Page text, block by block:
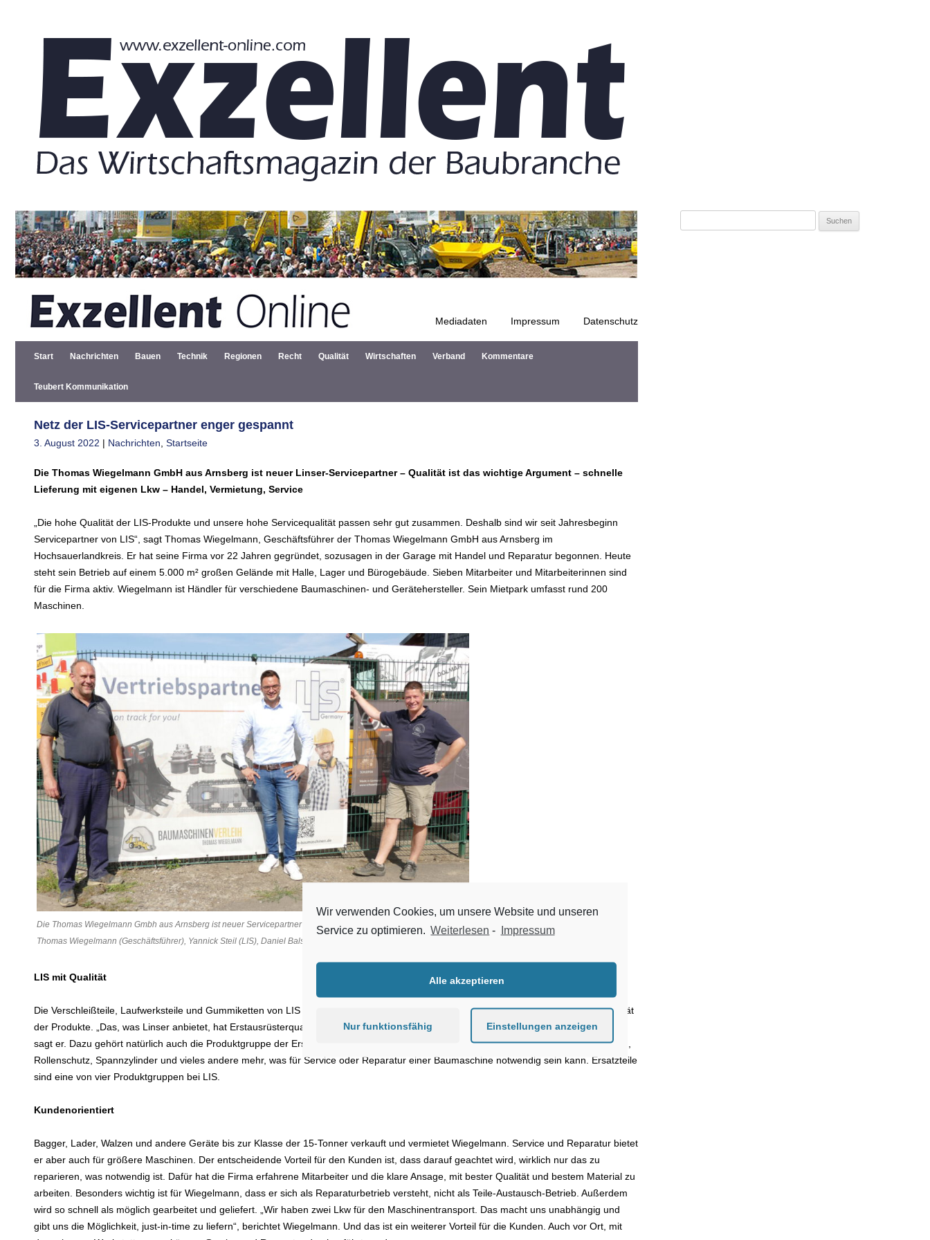
Mediadaten Impressum Datenschutz
Zum Inhalt springen
Start Nachrichten Bauen Technik Regionen Recht Qualität Wirtschaften Verband Kommentare
Teubert Kommunikation
Netz der LIS-Servicepartner enger gespannt
3. August 2022 | Nachrichten Startseite
Die Thomas Wiegelmann GmbH aus Arnsberg ist neuer Linser-Servicepartner – Qualität ist das wichtige Argument – schnelle
Lieferung mit eigenen Lkw – Handel, Vermietung, Service
„Die hohe Qualität der LIS-Produkte und unsere hohe Servicequalität passen sehr gut zusammen. Deshalb sind wir seit Jahresbeginn
Servicepartner von LIS“, sagt Thomas Wiegelmann, Geschäftsführer der Thomas Wiegelmann GmbH aus Arnsberg im
Hochsauerlandkreis. Er hat seine Firma vor 22 Jahren gegründet, sozusagen in der Garage mit Handel und Reparatur begonnen. Heute
steht sein Betrieb auf einem 5.000 m² großen Gelände mit Halle, Lager und Bürogebäude. Sieben Mitarbeiter und Mitarbeiterinnen sind
für die Firma aktiv. Wiegelmann ist Händler für verschiedene Baumaschinen- und Gerätehersteller. Sein Mietpark umfasst rund 200
Maschinen.
Die Thomas Wiegelmann Gmbh aus Arnsberg ist neuer Servicepartner der Linser Industrie Service GmbH, Troisdorf.
Thomas Wiegelmann (Geschäftsführer), Yannick Steil (LIS), Daniel Bals-Radine (Thomas Wiegelmann GmbH) v.l.
LIS mit Qualität
Die Verschleißteile, Laufwerksteile und Gummiketten von LIS kennt Wiegelmann schon seit langem. Überzeugt hat ihn immer die Qualität
der Produkte. „Das, was Linser anbietet, hat Erstausrüsterqualität. Das können wir mit gutem Gewissen für unsere Kunden verwenden“,
sagt er. Dazu gehört natürlich auch die Produktgruppe der Ersatzteile wie Motorteile, Filter, Anlasser, Turbolader, Hubzylinder, Injektoren,
Rollenschutz, Spannzylinder und vieles andere mehr, was für Service oder Reparatur einer Baumaschine notwendig sein kann. Ersatzteile
sind eine von vier Produktgruppen bei LIS.
Kundenorientiert
Bagger, Lader, Walzen und andere Geräte bis zur Klasse der 15-Tonner verkauft und vermietet Wiegelmann. Service und Reparatur bietet
er aber auch für größere Maschinen. Der entscheidende Vorteil für den Kunden ist, dass darauf geachtet wird, wirklich nur das zu
reparieren, was notwendig ist. Dafür hat die Firma erfahrene Mitarbeiter und die klare Ansage, mit bester Qualität und bestem Material zu
arbeiten. Besonders wichtig ist für Wiegelmann, dass er sich als Reparaturbetrieb versteht, nicht als Teile-Austausch-Betrieb. Außerdem
wird so schnell als möglich gearbeitet und geliefert. „Wir haben zwei Lkw für den Maschinentransport. Das macht uns unabhängig und
gibt uns die Möglichkeit, just-in-time zu liefern“, berichtet Wiegelmann. Und das ist ein weiterer Vorteil für die Kunden. Auch vor Ort, mit
Wir verwenden Cookies, um unsere Website und unseren
Service zu optimieren. Weiterlesen - Impressum
Alle akzeptieren
Nur funktionsfähig Einstellungen anzeigen